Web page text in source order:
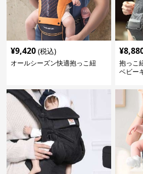
¥9,420 (税込)
オールシーズン快適抱っこ紐
¥
抱っこ
ベビー